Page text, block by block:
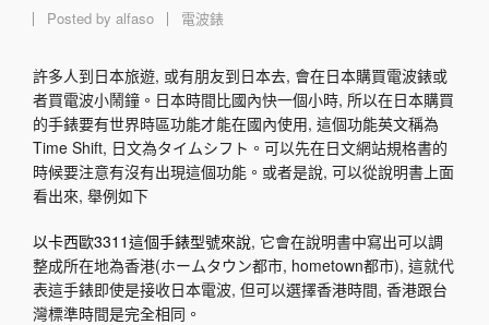
Posted by alfaso 電波錶
許多人到日本旅遊, 或有朋友到日本去, 會在日本購買電波錶或
者買電波小鬧鐘。日本時間比國內快一個小時, 所以在日本購買
的手錶要有世界時區功能才能在國內使用, 這個功能英文稱為
Time Shift, 日文為タイムシフト。可以先在日文網站規格書的
時候要注意有沒有出現這個功能。或者是說, 可以從說明書上面
看出來, 舉例如下
以卡西歐3311這個手錶型號來說, 它會在說明書中寫出可以調
整成所在地為香港(ホームタウン都市, hometown都市), 這就代
表這手錶即使是接收日本電波, 但可以選擇香港時間, 香港跟台
灣標準時間是完全相同。